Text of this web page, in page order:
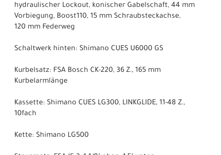
hydraulischer Lockout, konischer Gabelschaft, 44 mm
Vorbiegung, Boost110, 15 mm Schraubsteckachse,
120 mm Federweg
Schaltwerk hinten: Shimano CUES U6000 GS
Kurbelsatz: FSA Bosch CK-220, 36 Z., 165 mm
Kurbelarmlänge
Kassette: Shimano CUES LG300, LINKGLIDE, 11-48 Z.,
10fach
Kette: Shimano LG500